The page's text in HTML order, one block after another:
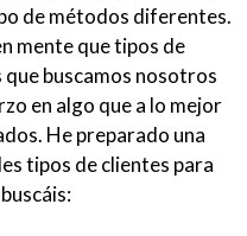
de métodos diferentes.
mente que tipos de
que buscamos nosotros
en algo que a lo mejor
He preparado una
tipos de clientes para